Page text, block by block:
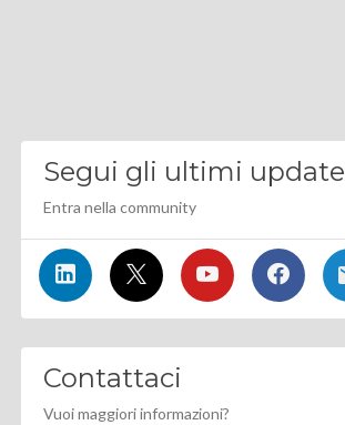
Segui gli ultimi update
Entra nella community
Contattaci
Vuoi maggiori informazioni?